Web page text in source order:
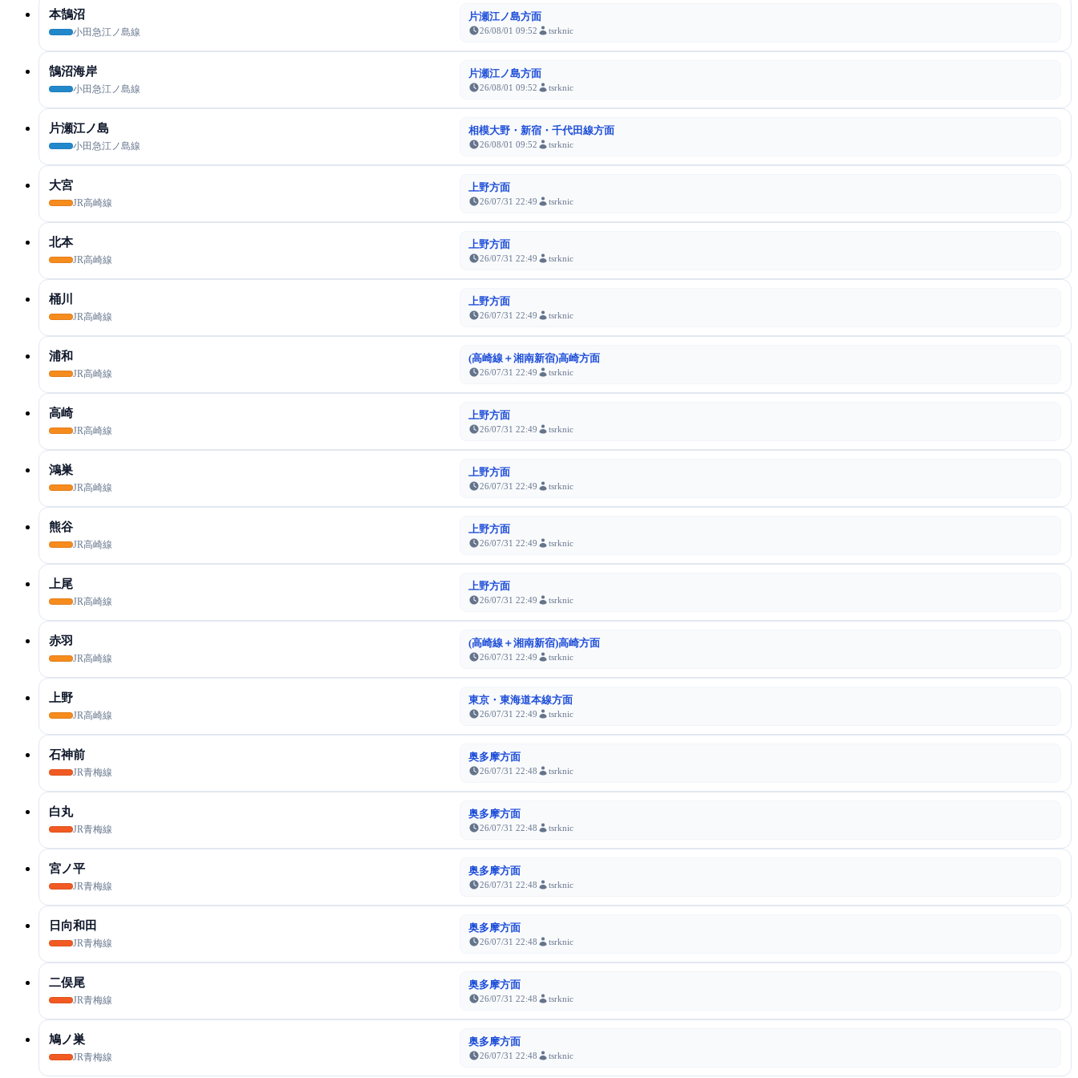
本鵠沼
小田急江ノ島線
片瀬江ノ島方面
26/08/01 09:52 tsrknic
鵠沼海岸
小田急江ノ島線
片瀬江ノ島方面
26/08/01 09:52 tsrknic
片瀬江ノ島
小田急江ノ島線
相模大野・新宿・千代田線方面
26/08/01 09:52 tsrknic
大宮
JR高崎線
上野方面
26/07/31 22:49 tsrknic
北本
JR高崎線
上野方面
26/07/31 22:49 tsrknic
桶川
JR高崎線
上野方面
26/07/31 22:49 tsrknic
浦和
JR高崎線
(高崎線＋湘南新宿)高崎方面
26/07/31 22:49 tsrknic
高崎
JR高崎線
上野方面
26/07/31 22:49 tsrknic
鴻巣
JR高崎線
上野方面
26/07/31 22:49 tsrknic
熊谷
JR高崎線
上野方面
26/07/31 22:49 tsrknic
上尾
JR高崎線
上野方面
26/07/31 22:49 tsrknic
赤羽
JR高崎線
(高崎線＋湘南新宿)高崎方面
26/07/31 22:49 tsrknic
上野
JR高崎線
東京・東海道本線方面
26/07/31 22:49 tsrknic
石神前
JR青梅線
奥多摩方面
26/07/31 22:48 tsrknic
白丸
JR青梅線
奥多摩方面
26/07/31 22:48 tsrknic
宮ノ平
JR青梅線
奥多摩方面
26/07/31 22:48 tsrknic
日向和田
JR青梅線
奥多摩方面
26/07/31 22:48 tsrknic
二俣尾
JR青梅線
奥多摩方面
26/07/31 22:48 tsrknic
鳩ノ巣
JR青梅線
奥多摩方面
26/07/31 22:48 tsrknic